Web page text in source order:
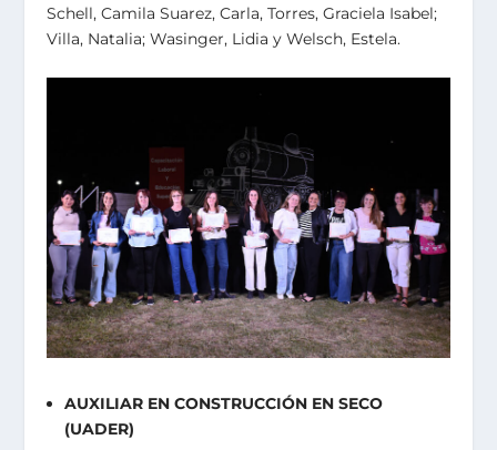
Schell, Camila Suarez, Carla, Torres, Graciela Isabel;
Villa, Natalia; Wasinger, Lidia y Welsch, Estela.
AUXILIAR EN CONSTRUCCIÓN EN SECO
(UADER)